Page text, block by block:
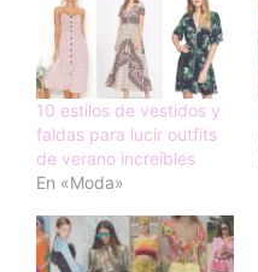
10 estilos de vestidos y
faldas para lucir outfits
de verano increíbles
En «Moda»